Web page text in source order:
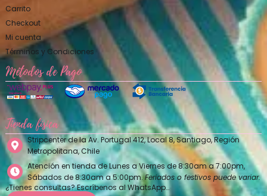
Carrito
Checkout
Mi cuenta
Términos y Condiciones
Métodos de Pago
Tienda física
Stripcenter de la Av. Portugal 412, Local 8, Santiago, Región
Metropolitana, Chile
Atención en tienda de Lunes a Viernes de 8:30am a 7:00pm,
Sábados de 8:30am a 5:00pm.Feriados o festivos puede variar.
¿Tienes consultas? Escríbenos al WhatsApp…